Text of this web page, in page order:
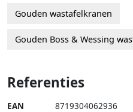
Gouden wastafelkranen
Gouden Boss & Wessing
Referenties
EAN 8719304062936